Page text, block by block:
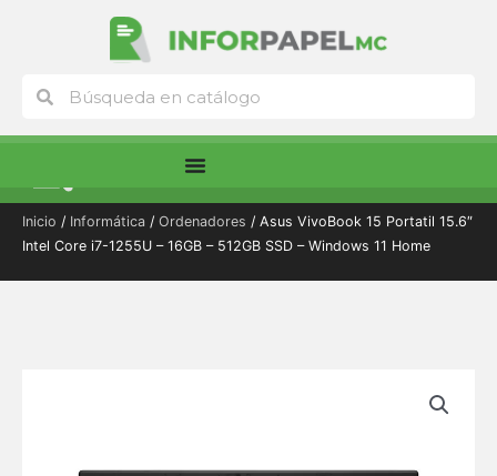
Buscar
Inicio / Informática / Ordenadores / Asus VivoBook 15 Portatil 15.6″
Intel Core i7-1255U – 16GB – 512GB SSD – Windows 11 Home